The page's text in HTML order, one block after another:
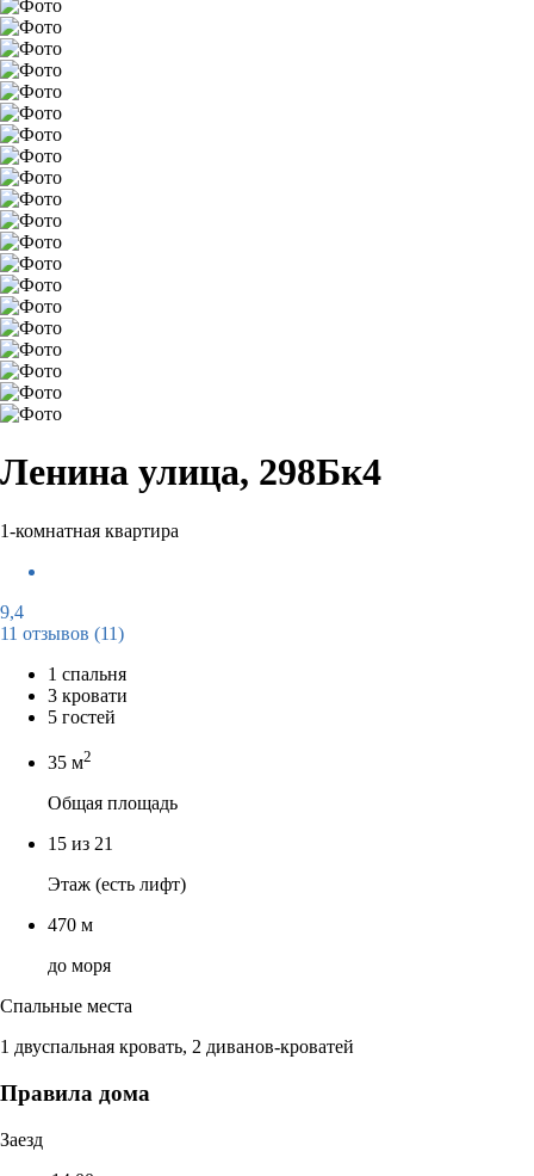
Ленина улица, 298Бк4
1-комнатная квартира
9,4
11 отзывов (11)
1 спальня
3 кровати
5 гостей
35 м2
Общая площадь
15 из 21
Этаж (есть лифт)
470 м
до моря
Спальные места
1 двуспальная кровать, 2 диванов-кроватей
Правила дома
Заезд